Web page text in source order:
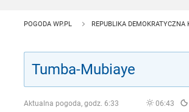
POGODA WP.PL REPUBLIKA DEMOKRATYCZNA
Aktualna pogoda, godz. 6:33 06:43